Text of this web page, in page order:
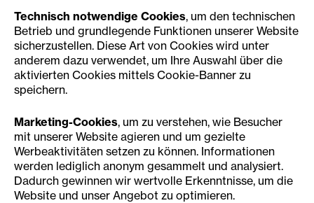
Technisch notwendige Cookies, um den technischen
Betrieb und grundlegende Funktionen unserer Website
sicherzustellen. Diese Art von Cookies wird unter
anderem dazu verwendet, um Ihre Auswahl über die
aktivierten Cookies mittels Cookie-Banner zu
speichern.
Marketing-Cookies, um zu verstehen, wie Besucher
mit unserer Website agieren und um gezielte
Werbeaktivitäten setzen zu können. Informationen
werden lediglich anonym gesammelt und analysiert.
Dadurch gewinnen wir wertvolle Erkenntnisse, um die
Website und unser Angebot zu optimieren.